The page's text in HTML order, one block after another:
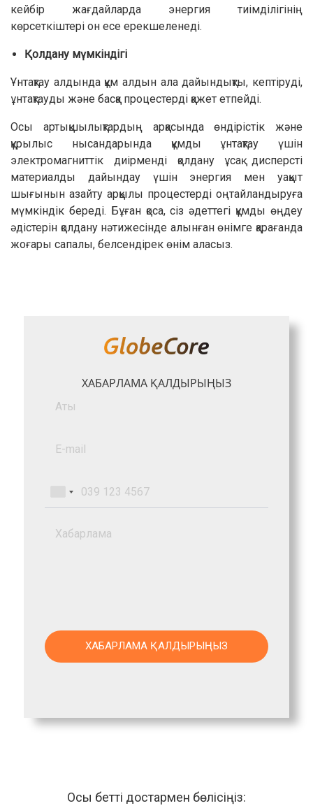
кейбір жағдайларда энергия тиімділігінің
көрсеткіштері он есе ерекшеленеді.
Қолдану мүмкіндігі
Ұнтақтау алдында құм алдын ала дайындықты, кептіруді,
ұнтақтауды және басқа процестерді қажет етпейді.
Осы артықшылықтардың арқасында өндірістік және
құрылыс нысандарында құмды ұнтақтау үшін
электромагниттік диірменді қолдану ұсақ дисперсті
материалды дайындау үшін энергия мен уақыт
шығынын азайту арқылы процестерді оңтайландыруға
мүмкіндік береді. Бұған қоса, сіз әдеттегі құмды өңдеу
әдістерін қолдану нәтижесінде алынған өнімге қарағанда
жоғары сапалы, белсендірек өнім аласыз.
ХАБАРЛАМА ҚАЛДЫРЫҢЫЗ
Осы бетті достармен бөлісіңіз: